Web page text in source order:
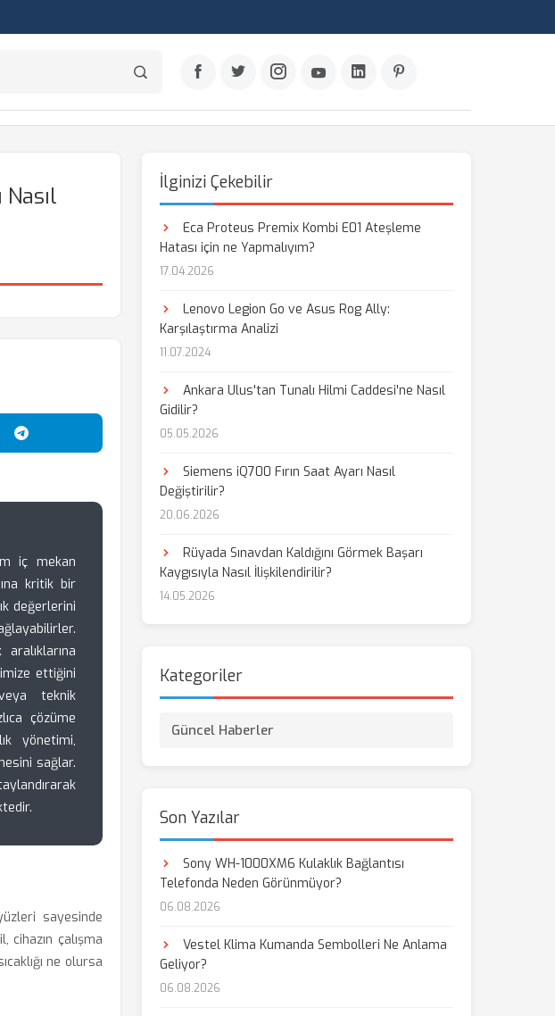
Telegram'da Paylaş
iç mekan
kritik bir
değerlerini
ettiğini
teknik
çözüme
yönetimi,
sağlar.
sayesinde
çalışma
ne olursa
İlginizi Çekebilir
Eca Proteus Premix Kombi E01 Ateşleme
Hatası için ne Yapmalıyım?
17.04.2026
Lenovo Legion Go ve Asus Rog Ally:
Karşılaştırma Analizi
11.07.2024
Ankara Ulus'tan Tunalı Hilmi Caddesi'ne Nasıl
Gidilir?
05.05.2026
Siemens iQ700 Fırın Saat Ayarı Nasıl
Değiştirilir?
20.06.2026
Rüyada Sınavdan Kaldığını Görmek Başarı
Kaygısıyla Nasıl İlişkilendirilir?
14.05.2026
Kategoriler
Güncel Haberler
Son Yazılar
Sony WH-1000XM6 Kulaklık Bağlantısı
Telefonda Neden Görünmüyor?
06.08.2026
Vestel Klima Kumanda Sembolleri Ne Anlama
Geliyor?
06.08.2026